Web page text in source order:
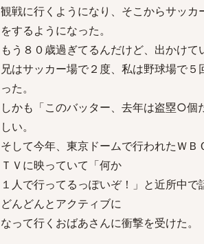
観戦に行くようになり、そこからサッ
をするようになった。
もう８０歳過ぎてるんだけど、出かけて
兄はサッカー場で２度、私は野球場で
った。
しかも「このバッター、去年は盗塁○
しい。
そして今年、東京ドームで行われたＷ
ＴＶに映っていて「何か
１人で行ってるっぽいぞ！」と近所中
どんどんとアクティブに
なって行くおばあさんに衝撃を受けた。